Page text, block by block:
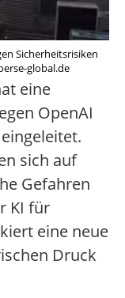
Sicherheitsrisiken
global.de
eine
OpenAI
sich auf
Gefahren
KI für
eine neue
Druck